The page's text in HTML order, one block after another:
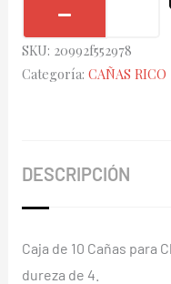
Rico
Reserve
SKU: 20992f552978
Categoría: CAÑAS RICO
DESCRIPCIÓN
Caja de 10 Cañas para
dureza de 4.